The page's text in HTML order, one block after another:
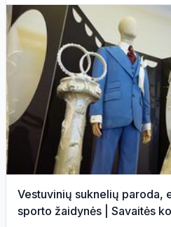
materialinę paramą
Vestuvinių suknelių paroda,
sporto žaidynės | Savaitės